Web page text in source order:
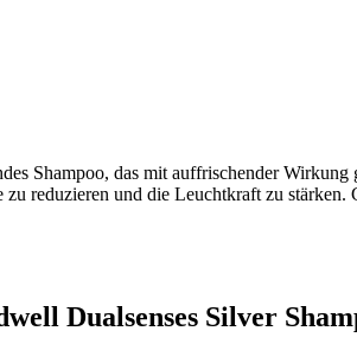
Shampoo, das mit auffrischender
reduzieren und die Leuchtkraft zu stärken.
Dualsenses Silver